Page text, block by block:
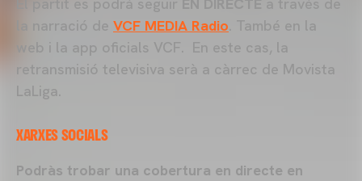
la narració de VCF MEDIA Radio. També en la
web i la app oficials VCF. En este cas, la
retransmisió televisiva serà a càrrec de Movista
LaLiga.
XARXES SOCIALS
Podràs trobar una cobertura en directe en